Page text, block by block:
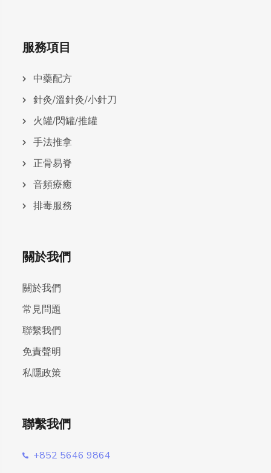
服務項目
中藥配方
針灸/溫針灸/小針刀
火罐/閃罐/推罐
手法推拿
正骨易脊
⾳頻療癒
排毒服務
關於我們
關於我們
常見問題
聯繫我們
免責聲明
私隱政策
聯繫我們
+852 5646 9864